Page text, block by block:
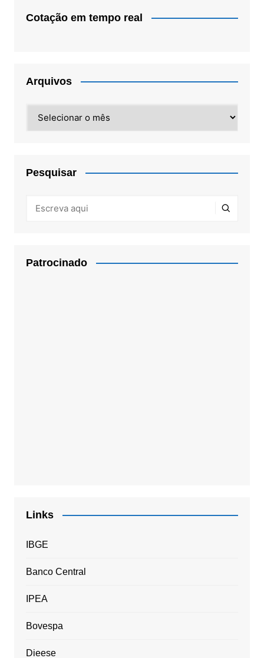
Cotação em tempo real
Arquivos
Pesquisar
Patrocinado
Links
IBGE
Banco Central
IPEA
Bovespa
Dieese